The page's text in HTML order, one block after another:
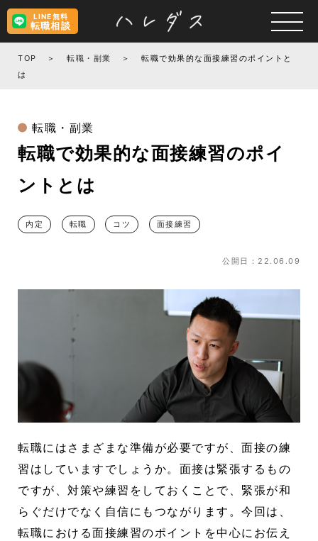
LINE無料
転職相談
TOP 転職・副業
転職で効果的な面接練習のポイントと
は
転職・副業
転職で効果的な面接練習のポイ
ントとは
内定 転職 コツ 面接練習
公開日：22.06.09
転職にはさまざまな準備が必要ですが、面接の練
習はしていますでしょうか。面接は緊張するもの
ですが、対策や練習をしておくことで、緊張が和
らぐだけでなく自信にもつながります。今回は、
転職における面接練習のポイントを中心にお伝え